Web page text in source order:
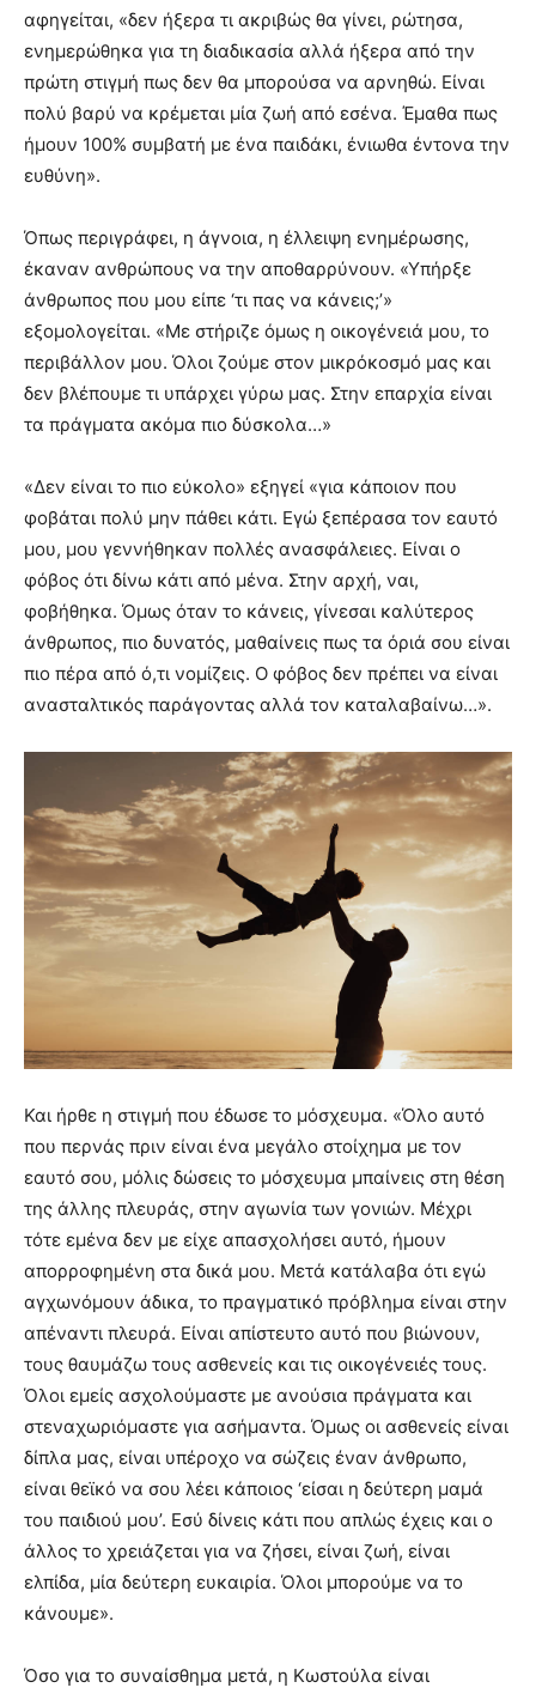
αφηγείται, «δεν ήξερα τι ακριβώς θα γίνει, ρώτησα,
ενημερώθηκα για τη διαδικασία αλλά ήξερα από την
πρώτη στιγμή πως δεν θα μπορούσα να αρνηθώ. Είναι
πολύ βαρύ να κρέμεται μία ζωή από εσένα. Έμαθα πως
ήμουν 100% συμβατή με ένα παιδάκι, ένιωθα έντονα την
ευθύνη».
Όπως περιγράφει, η άγνοια, η έλλειψη ενημέρωσης,
έκαναν ανθρώπους να την αποθαρρύνουν. «Υπήρξε
άνθρωπος που μου είπε ‘τι πας να κάνεις;’»
εξομολογείται. «Με στήριζε όμως η οικογένειά μου, το
περιβάλλον μου. Όλοι ζούμε στον μικρόκοσμό μας και
δεν βλέπουμε τι υπάρχει γύρω μας. Στην επαρχία είναι
τα πράγματα ακόμα πιο δύσκολα…»
«Δεν είναι το πιο εύκολο» εξηγεί «για κάποιον που
φοβάται πολύ μην πάθει κάτι. Εγώ ξεπέρασα τον εαυτό
μου, μου γεννήθηκαν πολλές ανασφάλειες. Είναι ο
φόβος ότι δίνω κάτι από μένα. Στην αρχή, ναι,
φοβήθηκα. Όμως όταν το κάνεις, γίνεσαι καλύτερος
άνθρωπος, πιο δυνατός, μαθαίνεις πως τα όριά σου είναι
πιο πέρα από ό,τι νομίζεις. Ο φόβος δεν πρέπει να είναι
ανασταλτικός παράγοντας αλλά τον καταλαβαίνω…».
Και ήρθε η στιγμή που έδωσε το μόσχευμα. «Όλο αυτό
που περνάς πριν είναι ένα μεγάλο στοίχημα με τον
εαυτό σου, μόλις δώσεις το μόσχευμα μπαίνεις στη θέση
της άλλης πλευράς, στην αγωνία των γονιών. Μέχρι
τότε εμένα δεν με είχε απασχολήσει αυτό, ήμουν
απορροφημένη στα δικά μου. Μετά κατάλαβα ότι εγώ
αγχωνόμουν άδικα, το πραγματικό πρόβλημα είναι στην
απέναντι πλευρά. Είναι απίστευτο αυτό που βιώνουν,
τους θαυμάζω τους ασθενείς και τις οικογένειές τους.
Όλοι εμείς ασχολούμαστε με ανούσια πράγματα και
στεναχωριόμαστε για ασήμαντα. Όμως οι ασθενείς είναι
δίπλα μας, είναι υπέροχο να σώζεις έναν άνθρωπο,
είναι θεϊκό να σου λέει κάποιος ‘είσαι η δεύτερη μαμά
του παιδιού μου’. Εσύ δίνεις κάτι που απλώς έχεις και ο
άλλος το χρειάζεται για να ζήσει, είναι ζωή, είναι
ελπίδα, μία δεύτερη ευκαιρία. Όλοι μπορούμε να το
κάνουμε».
Όσο για το συναίσθημα μετά, η Κωστούλα είναι